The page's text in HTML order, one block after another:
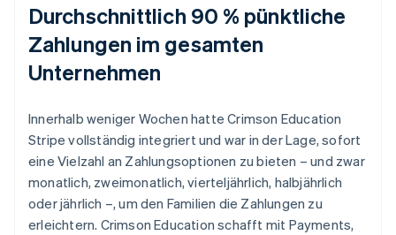
Durchschnittlich 90 % pünktliche
Zahlungen im gesamten
Unternehmen
Innerhalb weniger Wochen hatte Crimson Education
Stripe vollständig integriert und war in der Lage, sofort
eine Vielzahl an Zahlungsoptionen zu bieten – und zwar
monatlich, zweimonatlich, vierteljährlich, halbjährlich
oder jährlich –, um den Familien die Zahlungen zu
erleichtern. Crimson Education schafft mit Payments,